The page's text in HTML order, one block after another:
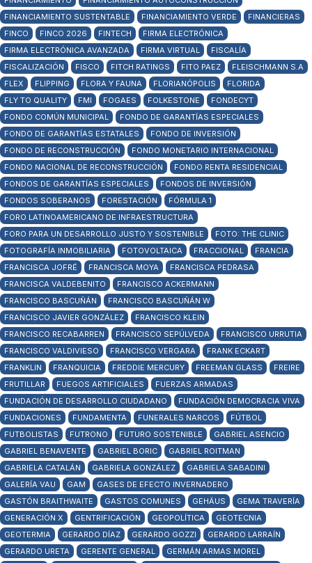
FINANCIAMIENTO SUSTENTABLE
FINANCIAMIENTO VERDE
FINANCIERAS
FINCO
FINCO 2026 FINTECH
FIRMA ELECTRÓNICA
FIRMA ELECTRÓNICA AVANZADA
FIRMA VIRTUAL
FISCALÍA
FISCALIZACIÓN
FISCO FITCH RATINGS FITO PAEZ
FLEISCHMANN S.A
FLEX
FLIPPING FLORA Y FAUNA FLORIANÓPOLIS
FLORIDA
FLY TO QUALITY
FMI FOGAES FOLKESTONE
FONDECYT
FONDO COMÚN MUNICIPAL
FONDO DE GARANTÍAS ESPECIALES
FONDO DE GARANTÍAS ESTATALES
FONDO DE INVERSIÓN
FONDO DE RECONSTRUCCIÓN
FONDO MONETARIO INTERNACIONAL
FONDO NACIONAL DE RECONSTRUCCIÓN
FONDO RENTA RESIDENCIAL
FONDOS DE GARANTÍAS ESPECIALES
FONDOS DE INVERSIÓN
FONDOS SOBERANOS
FORESTACIÓN
FÓRMULA 1
FORO LATINOAMERICANO DE INFRAESTRUCTURA
FORO PARA UN DESARROLLO JUSTO Y SOSTENIBLE
FOTO: THE CLINIC
FOTOGRAFÍA INMOBILIARIA
FOTOVOLTAICA FRACCIONAL
FRANCIA
FRANCISCA JOFRÉ
FRANCISCA MOYA
FRANCISCA PEDRASA
FRANCISCA VALDEBENITO
FRANCISCO ACKERMANN
FRANCISCO BASCUÑÁN
FRANCISCO BASCUÑÁN W
FRANCISCO JAVIER GONZÁLEZ
FRANCISCO KLEIN
FRANCISCO RECABARREN
FRANCISCO SEPÚLVEDA
FRANCISCO URRUTIA
FRANCISCO VALDIVIESO
FRANCISCO VERGARA
FRANK ECKART
FRANKLIN
FRANQUICIA FREDDIE MERCURY FREEMAN GLASS
FREIRE
FRUTILLAR
FUEGOS ARTIFICIALES
FUERZAS ARMADAS
FUNDACIÓN DE DESARROLLO CIUDADANO
FUNDACIÓN DEMOCRACIA VIVA
FUNDACIONES
FUNDAMENTA FUNERALES NARCOS
FÚTBOL
FUTBOLISTAS
FUTRONO FUTURO SOSTENIBLE
GABRIEL ASENCIO
GABRIEL BENAVENTE
GABRIEL BORIC
GABRIEL ROITMAN
GABRIELA CATALÁN
GABRIELA GONZÁLEZ
GABRIELA SABADINI
GALERÍA VAU
GAM
GASES DE EFECTO INVERNADERO
GASTÓN BRAITHWAITE
GASTOS COMUNES GEHÄUS
GEMA TRAVERÍA
GENERACIÓN X
GENTRIFICACIÓN GEOPOLÍTICA
GEOTECNIA
GEOTERMIA
GERARDO DÍAZ GERARDO GOZZI
GERARDO LARRAÍN
GERARDO URETA
GERENTE GENERAL
GERMÁN ARMAS MOREL